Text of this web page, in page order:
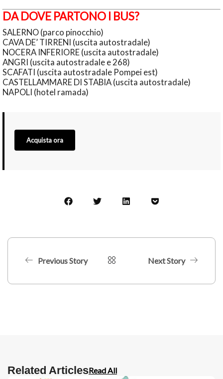
DA DOVE PARTONO I BUS?
SALERNO (parco pinocchio)
CAVA DE’ TIRRENI (uscita autostradale)
NOCERA INFERIORE (uscita autostradale)
ANGRI (uscita autostradale e 268)
SCAFATI (uscita autostradale Pompei est)
CASTELLAMMARE DI STABIA (uscita autostradale)
NAPOLI (hotel ramada)
Acquista ora
Previous Story Next Story
Related ArticlesRead All